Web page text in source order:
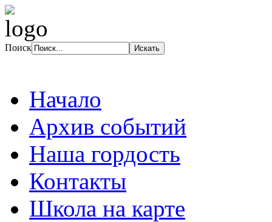
Поиск
Начало
Архив событий
Наша гордость
Контакты
Школа на карте